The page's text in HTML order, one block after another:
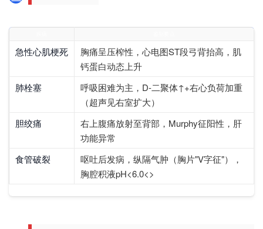
急性心肌梗死
胸痛呈压榨性，心电图ST段弓背抬高，肌
钙蛋白动态上升
肺栓塞
呼吸困难为主，D-二聚体↑+右心负荷加重
（超声见右室扩大）
胆绞痛
右上腹痛放射至背部，Murphy征阳性，肝
功能异常
食管破裂
呕吐后发病，纵隔气肿（胸片"V字征"），
胸腔积液pH<6.0<>